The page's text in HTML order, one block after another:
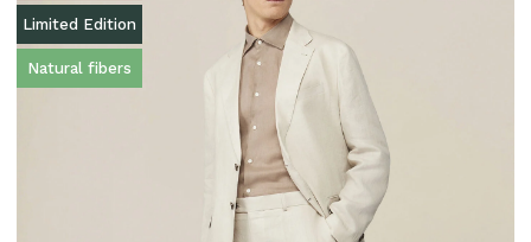
Limited Edition
Natural fibers